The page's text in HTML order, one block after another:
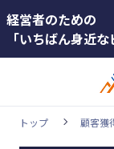
経営者のための
「いちばん身近
トップ 顧客獲